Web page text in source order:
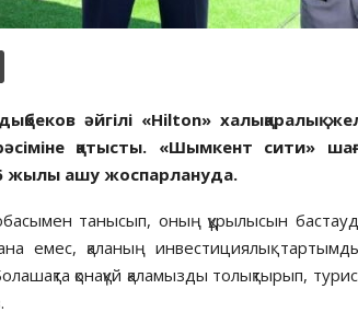
әйгілі «Hilton» халықаралық
қатысты. «Шымкент сити»
жылы ашу жоспарлануда.
танысып, оның құрылысын
емес, қаланың инвестициялық
қонақүй қаламызды толықтырып,